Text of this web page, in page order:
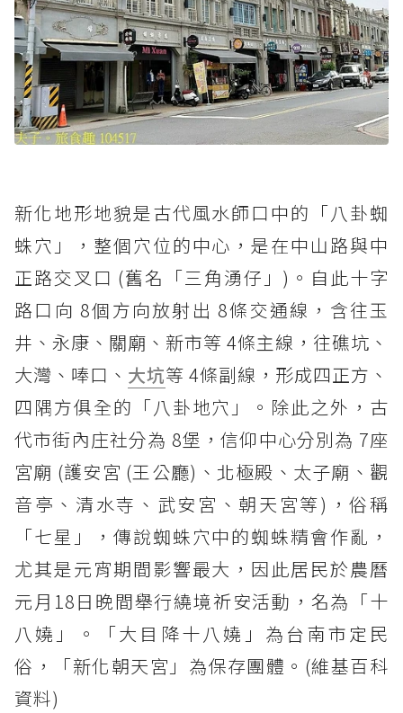
新化地形地貌是古代風水師口中的「八卦蜘
蛛穴」，整個穴位的中心，是在中山路與中
正路交叉口 (舊名「三角湧仔」)。自此十字
路口向 8個方向放射出 8條交通線，含往玉
井、永康、關廟、新市等 4條主線，往礁坑、
大灣、唪口、 大坑等 4條副線，形成四正方、
四隅方俱全的「八卦地穴」。除此之外，古
代市街內庄社分為 8堡，信仰中心分別為 7座
宮廟 (護安宮 (王公廳)、北極殿、太子廟、觀
音亭、清水寺、武安宮、朝天宮等)，俗稱
「七星」，傳說蜘蛛穴中的蜘蛛精會作亂，
尤其是元宵期間影響最大，因此居民於農曆
元月18日晚間舉行繞境祈安活動，名為「十
八嬈」。「大目降十八嬈」為台南市定民
俗，「新化朝天宮」為保存團體。(維基百科
資料)